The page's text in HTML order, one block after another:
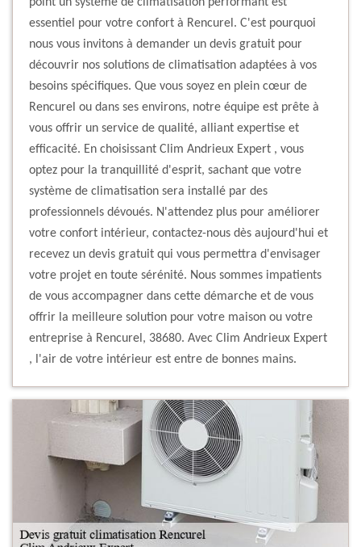
essentiel pour votre confort à Rencurel. C'est pourquoi
nous vous invitons à demander un devis gratuit pour
découvrir nos solutions de climatisation adaptées à vos
besoins spécifiques. Que vous soyez en plein cœur de
Rencurel ou dans ses environs, notre équipe est prête à
vous offrir un service de qualité, alliant expertise et
efficacité. En choisissant Clim Andrieux Expert , vous
optez pour la tranquillité d'esprit, sachant que votre
système de climatisation sera installé par des
professionnels dévoués. N'attendez plus pour améliorer
votre confort intérieur, contactez-nous dès aujourd'hui et
recevez un devis gratuit qui vous permettra d'envisager
votre projet en toute sérénité. Nous sommes impatients
de vous accompagner dans cette démarche et de vous
offrir la meilleure solution pour votre maison ou votre
entreprise à Rencurel, 38680. Avec Clim Andrieux Expert
, l'air de votre intérieur est entre de bonnes mains.